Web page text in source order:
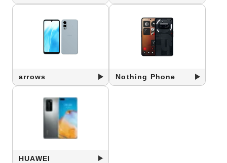
arrows Nothing Phone
HUAWEI